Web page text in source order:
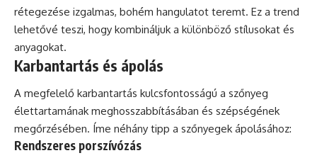
rétegezése izgalmas, bohém hangulatot teremt. Ez a trend
lehetővé teszi, hogy kombináljuk a különböző stílusokat és
anyagokat.
Karbantartás és ápolás
A megfelelő karbantartás kulcsfontosságú a szőnyeg
élettartamának meghosszabbításában és szépségének
megőrzésében. Íme néhány tipp a szőnyegek ápolásához:
Rendszeres porszívózás